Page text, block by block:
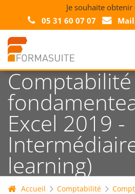
Je souhaite
05 31 60 07 07
Mail
Comptabilité
Excel 2019 -
learning)
Accueil Comptabilité